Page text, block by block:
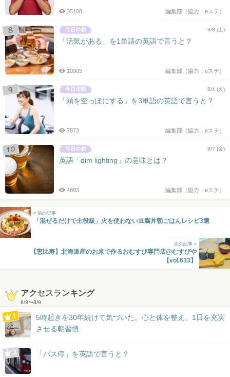
編集部（協力：eステ）
35108
8/8 (土)
「活気がある」を1単語の英語で言うと？
編集部（協力：eステ）
10905
8/4 (火)
「頭を空っぽにする」を3単語の英語で言うと？
編集部（協力：eステ）
7873
8/7 (金)
英語「dim lighting」の意味とは？
編集部（協力：eステ）
4893
« 前の記事
「混ぜるだけで主役級」火を使わない豆腐丼朝ごはんレシピ3選
次の記事 »
【恵比寿】北海道産のお米で作るおむすび専門店@むすびや
【vol.633】
アクセスランキング
8/3〜8/9
5時起きを30年続けて気づいた。心と体を整え、1日を充実
させる朝習慣
「バス停」を英語で言うと？